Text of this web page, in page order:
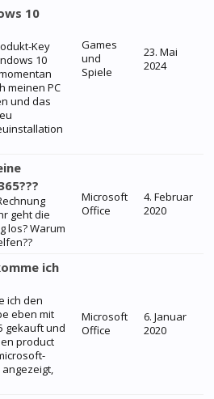
10
Key
10
meinen PC
und das
Games
und
Spiele
23. Mai
2024
geht die
los? Warum
Microsoft
Office
4. Februar
2020
ich
ich den
eben mit
gekauft und
product
Microsoft
Office
6. Januar
2020